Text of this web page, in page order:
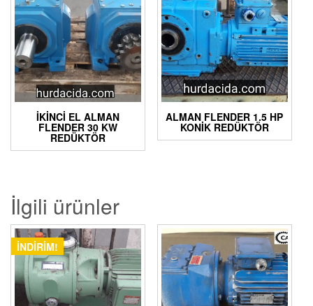
İKINCI EL ALMAN
FLENDER 30 KW
REDÜKTÖR
ALMAN FLENDER 1.5 HP
KONIK REDÜKTÖR
İlgili ürünler
İNDIRIM!